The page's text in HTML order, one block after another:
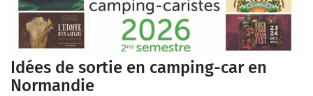
Idées de sortie en camping-car en
Normandie